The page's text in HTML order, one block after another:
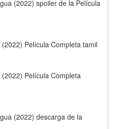
(2022) spoiler de la Película
Película Completa tamil
Película Completa
(2022) descarga de la